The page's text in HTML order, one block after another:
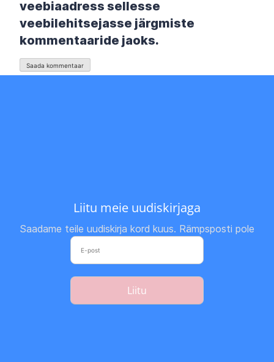
veebiaadress sellesse
veebilehitsejasse järgmiste
kommentaaride jaoks.
Liitu meie uudiskirjaga
Saadame teile uudiskirja kord kuus. Rämpsposti pole
Liitu